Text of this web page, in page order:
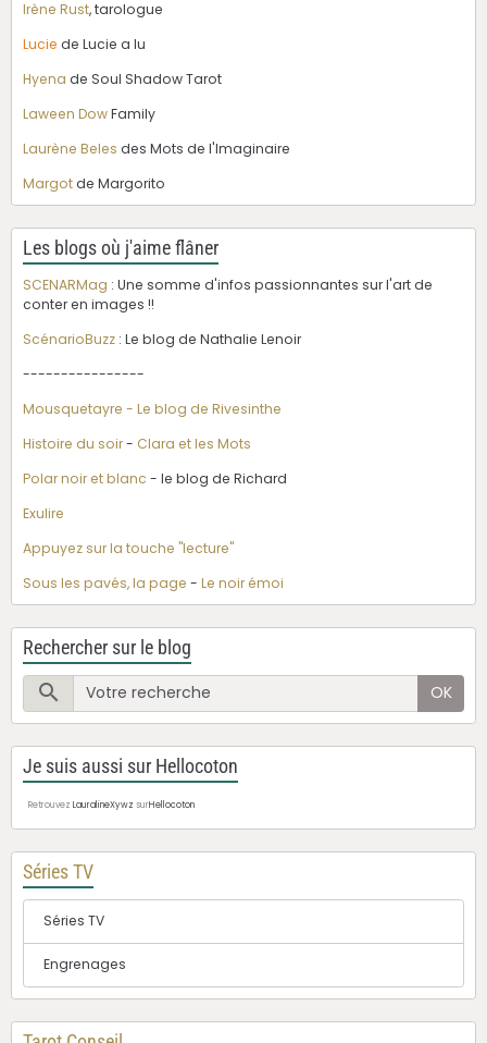
Irène Rust, tarologue
Lucie de Lucie a lu
Hyena de Soul Shadow Tarot
Laween DowFamily
Laurène Beles des Mots de l'Imaginaire
Margotde Margorito
Les blogs où j'aime flâner
SCENARMag : Une somme d'infos passionnantes sur l'art de
conter en images !!
ScénarioBuzz : Le blog de Nathalie Lenoir
----------------
Mousquetayre - Le blog de Rivesinthe
Histoire du soir- Clara et les Mots
Polar noir et blanc - le blog de Richard
Exulire
Appuyez sur la touche "lecture"
Sous les pavés, la page - Le noir émoi
Rechercher sur le blog
OK
Je suis aussi sur Hellocoton
Retrouvez LauralineXywz surHellocoton
Séries TV
Séries TV
Engrenages